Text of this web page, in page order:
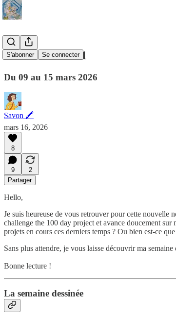
S'abonner Se connecter
#059 Semaine 11
Du 09 au 15 mars 2026
Savon 🖍
mars 16, 2026
8
9
2
Partager
Hello,
Je suis heureuse de vous retrouver pour cette nouvelle
challenge the 100 day project et avance doucement sur
projets en cours ces derniers temps ? Ou bien est-ce
Sans plus attendre, je vous laisse découvrir ma semaine
Bonne lecture !
La semaine dessinée